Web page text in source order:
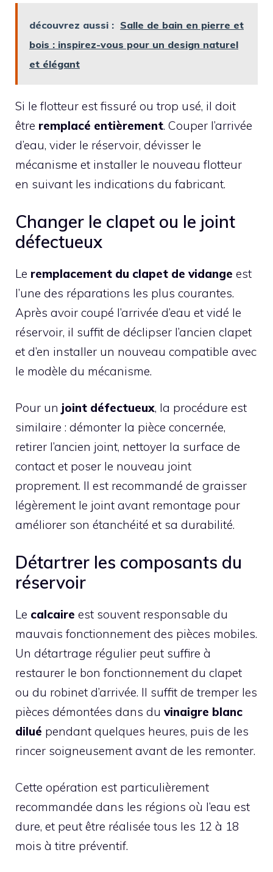
découvrez aussi : Salle de bain en pierre et
bois : inspirez-vous pour un design naturel
et élégant
Si le flotteur est fissuré ou trop usé, il doit
être remplacé entièrement. Couper l’arrivée
d’eau, vider le réservoir, dévisser le
mécanisme et installer le nouveau flotteur
en suivant les indications du fabricant.
Changer le clapet ou le joint
défectueux
Le remplacement du clapet de vidange est
l’une des réparations les plus courantes.
Après avoir coupé l’arrivée d’eau et vidé le
réservoir, il suffit de déclipser l’ancien clapet
et d’en installer un nouveau compatible avec
le modèle du mécanisme.
Pour un joint défectueux, la procédure est
similaire : démonter la pièce concernée,
retirer l’ancien joint, nettoyer la surface de
contact et poser le nouveau joint
proprement. Il est recommandé de graisser
légèrement le joint avant remontage pour
améliorer son étanchéité et sa durabilité.
Détartrer les composants du
réservoir
Le calcaire est souvent responsable du
mauvais fonctionnement des pièces mobiles.
Un détartrage régulier peut suffire à
restaurer le bon fonctionnement du clapet
ou du robinet d’arrivée. Il suffit de tremper les
pièces démontées dans du vinaigre blanc
dilué pendant quelques heures, puis de les
rincer soigneusement avant de les remonter.
Cette opération est particulièrement
recommandée dans les régions où l’eau est
dure, et peut être réalisée tous les 12 à 18
mois à titre préventif.